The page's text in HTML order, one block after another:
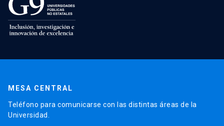
MESA CENTRAL
Teléfono para comunicarse con las distintas áreas de la
Universidad.